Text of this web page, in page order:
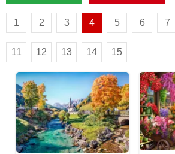
1 2 3 4 5 6 7
11 12 13 14 15